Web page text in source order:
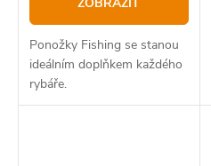
Ponožky Fishing se stanou
ideálním doplňkem každého
rybáře.